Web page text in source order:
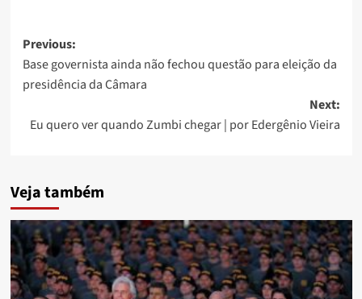
Post
navigation
Previous:
Base governista ainda não fechou questão para eleição da
presidência da Câmara
Next:
Eu quero ver quando Zumbi chegar | por Edergênio Vieira
Veja também